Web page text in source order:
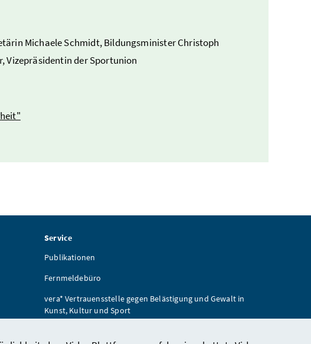
Michaele Schmidt, Bildungsminister Christoph
Vizepräsidentin der Sportunion
Service
Publikationen
Fernmeldebüro
vera* Vertrauensstelle gegen Belästigung und Gewalt in
Kunst, Kultur und Sport